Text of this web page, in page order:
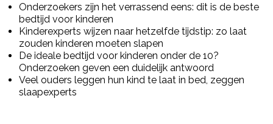
Onderzoekers zijn het verrassend eens: dit is de beste
bedtijd voor kinderen
Kinderexperts wijzen naar hetzelfde tijdstip: zo laat
zouden kinderen moeten slapen
De ideale bedtijd voor kinderen onder de 10?
Onderzoeken geven een duidelijk antwoord
Veel ouders leggen hun kind te laat in bed, zeggen
slaapexperts